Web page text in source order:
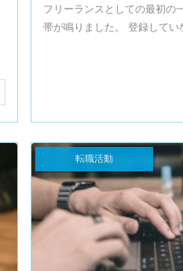
フリーランスとしての最初の
帯が鳴りました。 登録してい
転職活動